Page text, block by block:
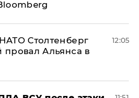
Столтенберг
Альянса в
12:05